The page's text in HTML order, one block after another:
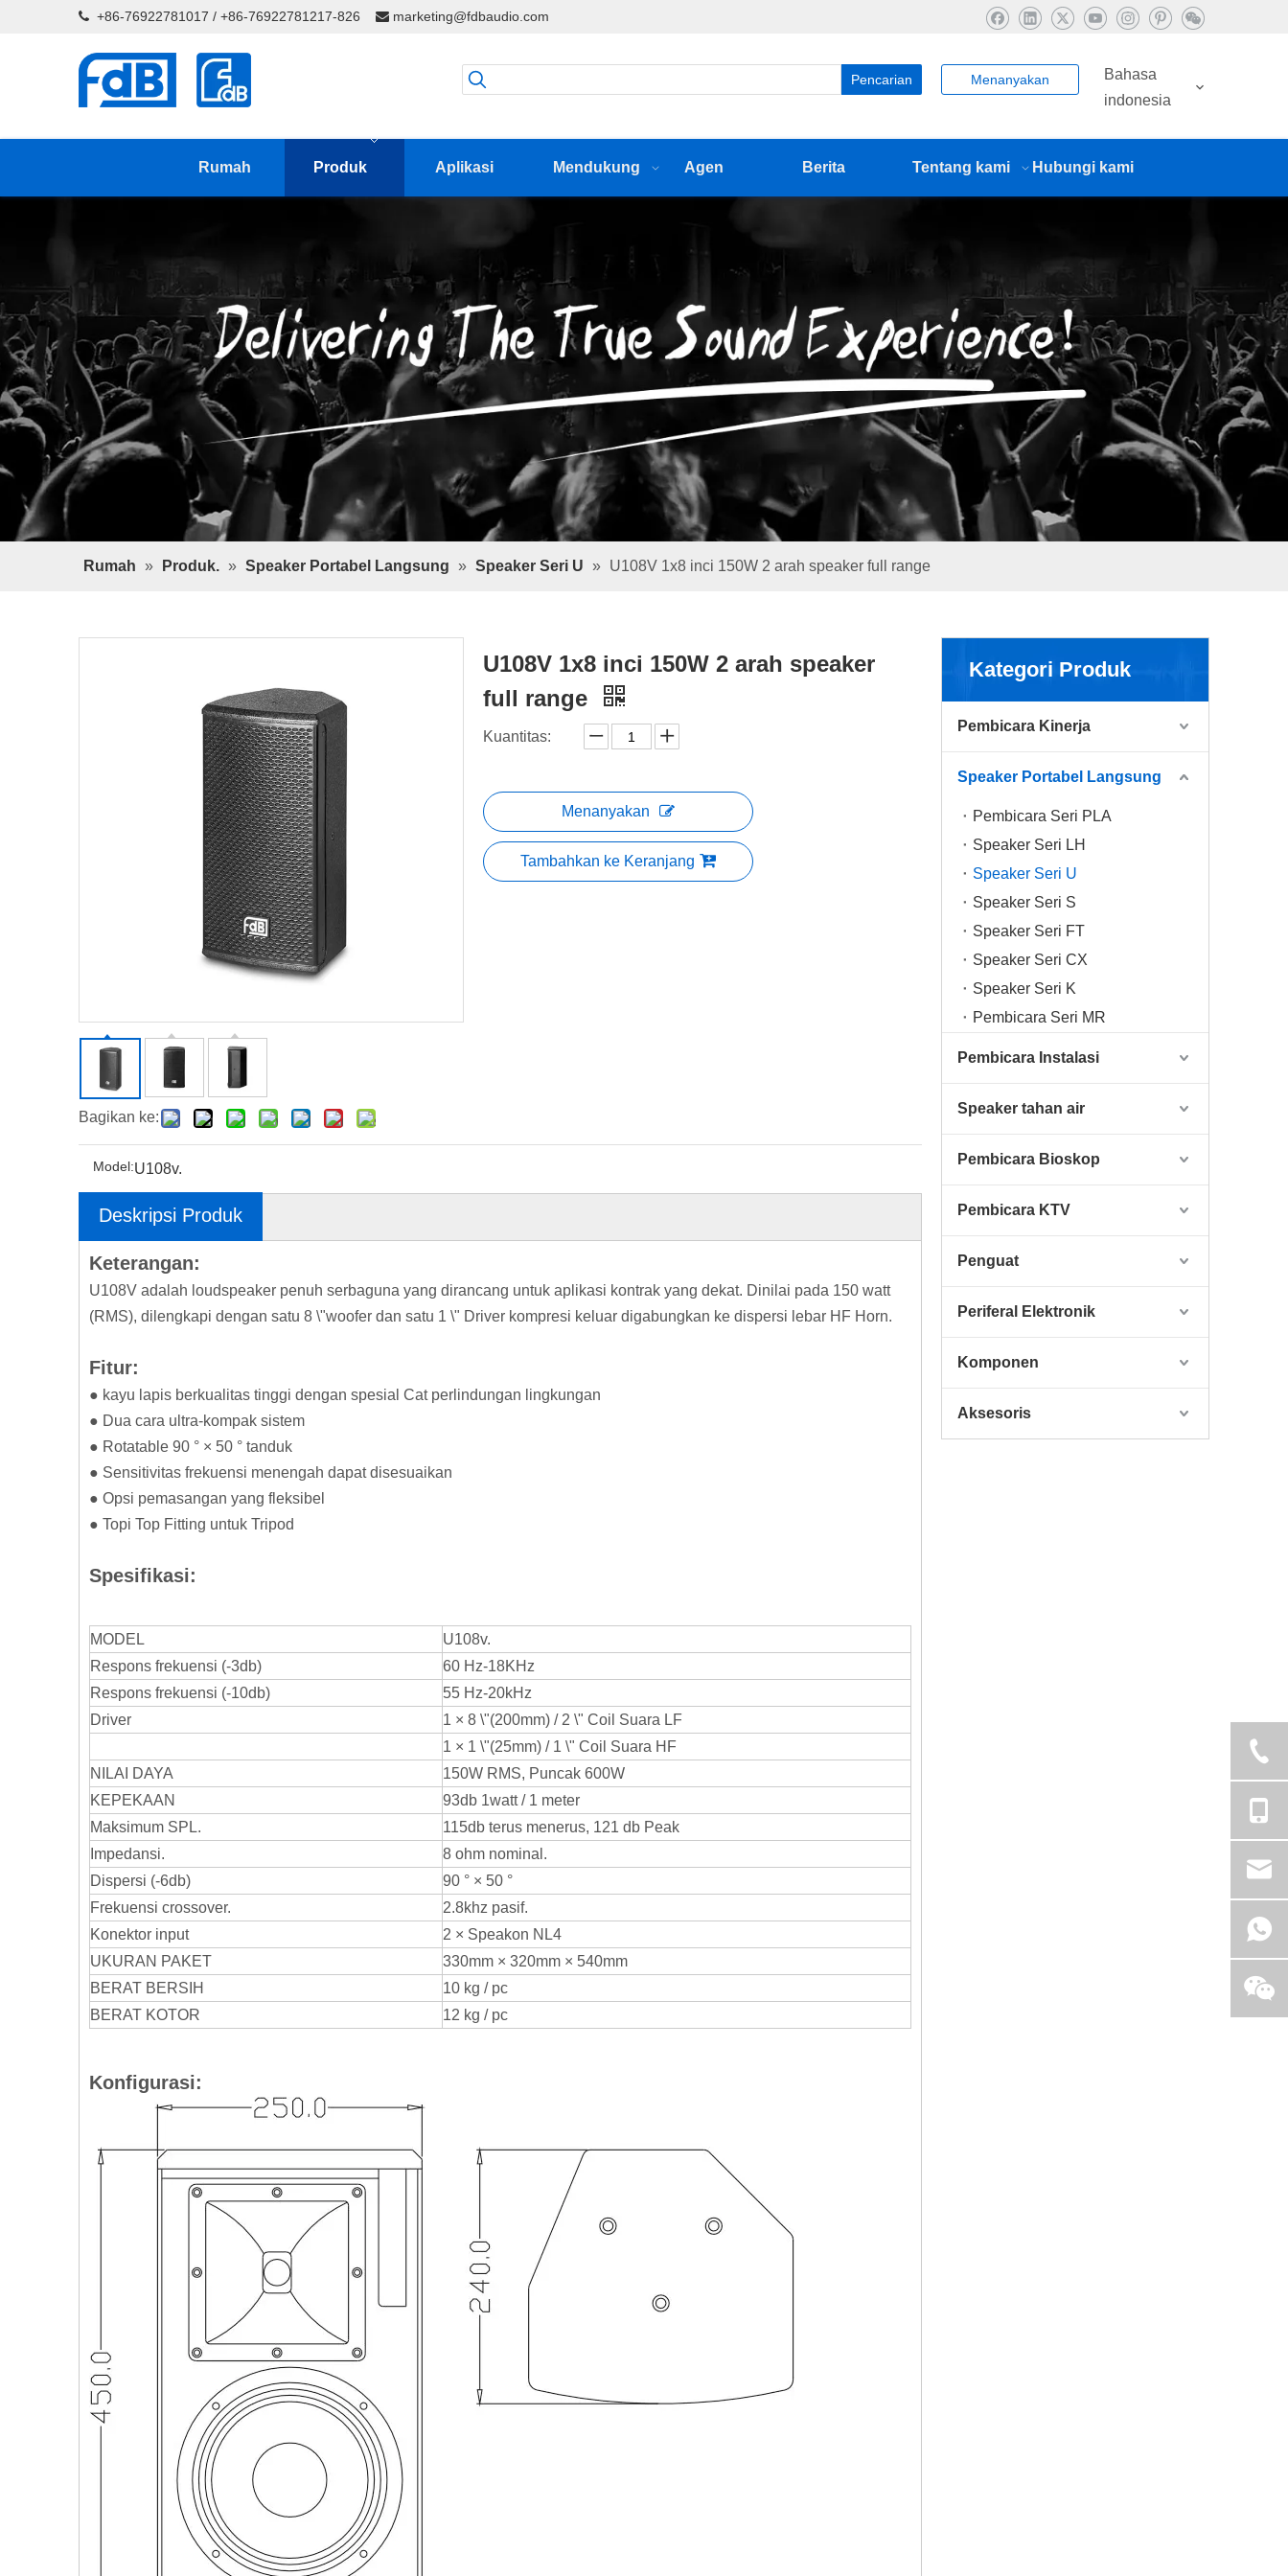
 +86-76922781017 / +86-76922781217-826  marketing@fdbaudio.com
Pencarian Menanyakan
Bahasa
indonesia
Rumah Produk Aplikasi Mendukung Agen Berita Tentang kami Hubungi kami
Rumah » Produk. » Speaker Portabel Langsung » Speaker Seri U » U108V 1x8 inci 150W 2 arah speaker full range
Bagikan ke:
U108V 1x8 inci 150W 2 arah speaker
full range
Kuantitas:
Menanyakan
Tambahkan ke Keranjang
Model:U108v.
Deskripsi Produk
Keterangan:
U108V adalah loudspeaker penuh serbaguna yang dirancang untuk aplikasi kontrak yang dekat. Dinilai pada 150 watt
(RMS), dilengkapi dengan satu 8 \"woofer dan satu 1 \" Driver kompresi keluar digabungkan ke dispersi lebar HF Horn.
Fitur:
● kayu lapis berkualitas tinggi dengan spesial Cat perlindungan lingkungan
● Dua cara ultra-kompak sistem
● Rotatable 90 ° × 50 ° tanduk
● Sensitivitas frekuensi menengah dapat disesuaikan
● Opsi pemasangan yang fleksibel
● Topi Top Fitting untuk Tripod
Spesifikasi:
MODEL
U108v.
Respons frekuensi (-3db)
60 Hz-18KHz
Respons frekuensi (-10db)
55 Hz-20kHz
Driver
1 × 8 \"(200mm) / 2 \" Coil Suara LF
1 × 1 \"(25mm) / 1 \" Coil Suara HF
NILAI DAYA
150W RMS, Puncak 600W
KEPEKAAN
93db 1watt / 1 meter
Maksimum SPL.
115db terus menerus, 121 db Peak
Impedansi.
8 ohm nominal.
Dispersi (-6db)
90 ° × 50 °
Frekuensi crossover.
2.8khz pasif.
Konektor input
2 × Speakon NL4
UKURAN PAKET
330mm × 320mm × 540mm
BERAT BERSIH
10 kg / pc
BERAT KOTOR
12 kg / pc
Konfigurasi:
Kategori Produk
Pembicara Kinerja
Speaker Portabel Langsung
Pembicara Seri PLA
Speaker Seri LH
Speaker Seri U
Speaker Seri S
Speaker Seri FT
Speaker Seri CX
Speaker Seri K
Pembicara Seri MR
Pembicara Instalasi
Speaker tahan air
Pembicara Bioskop
Pembicara KTV
Penguat
Periferal Elektronik
Komponen
Aksesoris